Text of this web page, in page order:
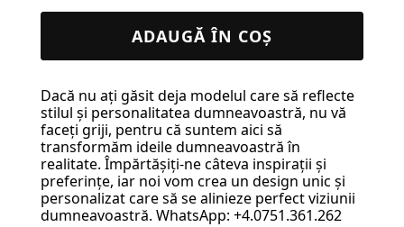
Tablou
Constelație
Artistic
Povestea
Scrisă
pe
Cer
#41
ADAUGĂ ÎN COȘ
Dacă nu ați găsit deja modelul care să reflecte
stilul și personalitatea dumneavoastră, nu vă
faceți griji, pentru că suntem aici să
transformăm ideile dumneavoastră în
realitate. Împărtășiți-ne câteva inspirații și
preferințe, iar noi vom crea un design unic și
personalizat care să se alinieze perfect viziunii
dumneavoastră. WhatsApp: +4.0751.361.262